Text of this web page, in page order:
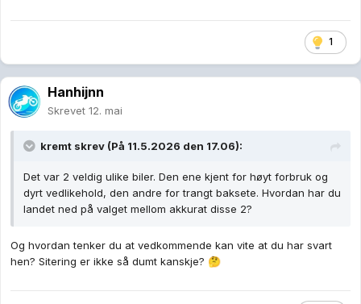
1
Hanhijnn
Skrevet 12. mai
kremt skrev (På 11.5.2026 den 17.06):
Det var 2 veldig ulike biler. Den ene kjent for høyt forbruk og
dyrt vedlikehold, den andre for trangt baksete. Hvordan har du
landet ned på valget mellom akkurat disse 2?
Og hvordan tenker du at vedkommende kan vite at du har svart
hen? Sitering er ikke så dumt kanskje? 🤔